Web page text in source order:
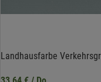
Landhausfarbe